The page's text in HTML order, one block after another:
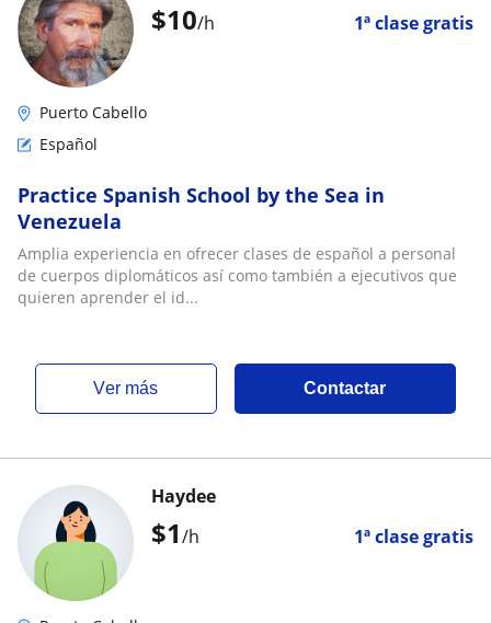
$10/h 1ª clase gratis
Puerto Cabello
Español
Practice Spanish School by the Sea in
Venezuela
Amplia experiencia en ofrecer clases de español a personal
de cuerpos diplomáticos así como también a ejecutivos que
quieren aprender el id...
ver más Contactar
$1/h 1ª clase gratis
Haydee